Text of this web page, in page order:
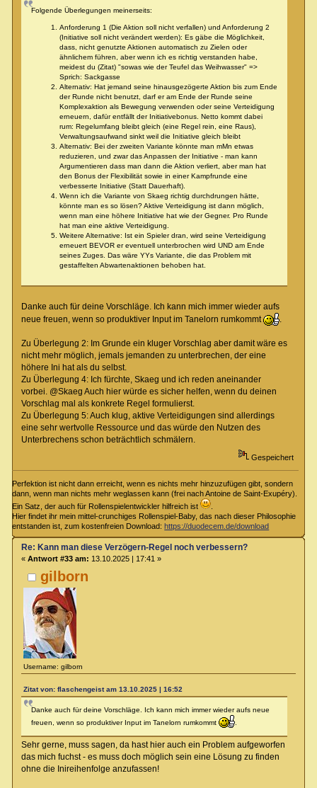
Folgende Überlegungen meinerseits:
Anforderung 1 (Die Aktion soll nicht verfallen) und Anforderung 2
(Initiative soll nicht verändert werden): Es gäbe die Möglichkeit,
dass, nicht genutzte Aktionen automatisch zu Zielen oder
ähnlichem führen, aber wenn ich es richtig verstanden habe,
meidest du (Zitat) "sowas wie der Teufel das Weihwasser" =>
Sprich: Sackgasse
Alternativ: Hat jemand seine hinausgezögerte Aktion bis zum Ende
der Runde nicht benutzt, darf er am Ende der Runde seine
Komplexaktion als Bewegung verwenden oder seine Verteidigung
erneuern, dafür entfällt der Initiativebonus. Netto kommt dabei
rum: Regelumfang bleibt gleich (eine Regel rein, eine Raus),
Verwaltungsaufwand sinkt weil die Initiative gleich bleibt
Alternativ: Bei der zweiten Variante könnte man mMn etwas
reduzieren, und zwar das Anpassen der Initiative - man kann
Argumentieren dass man dann die Aktion verliert, aber man hat
den Bonus der Flexibilität sowie in einer Kampfrunde eine
verbesserte Initiative (Statt Dauerhaft).
Wenn ich die Variante von Skaeg richtig durchdrungen hätte,
könnte man es so lösen? Aktive Verteidigung ist dann möglich,
wenn man eine höhere Initiative hat wie der Gegner. Pro Runde
hat man eine aktive Verteidigung.
Weitere Alternative: Ist ein Spieler dran, wird seine Verteidigung
erneuert BEVOR er eventuell unterbrochen wird UND am Ende
seines Zuges. Das wäre YYs Variante, die das Problem mit
gestaffelten Abwartenaktionen behoben hat.
Danke auch für deine Vorschläge. Ich kann mich immer wieder aufs
neue freuen, wenn so produktiver Input im Tanelorn rumkommt
.
Zu Überlegung 2: Im Grunde ein kluger Vorschlag aber damit wäre es
nicht mehr möglich, jemals jemanden zu unterbrechen, der eine
höhere Ini hat als du selbst.
Zu Überlegung 4: Ich fürchte, Skaeg und ich reden aneinander
vorbei. @Skaeg Auch hier würde es sicher helfen, wenn du deinen
Vorschlag mal als konkrete Regel formulierst.
Zu Überlegung 5: Auch klug, aktive Verteidigungen sind allerdings
eine sehr wertvolle Ressource und das würde den Nutzen des
Unterbrechens schon beträchtlich schmälern.
Gespeichert
Perfektion ist nicht dann erreicht, wenn es nichts mehr hinzuzufügen gibt, sondern
dann, wenn man nichts mehr weglassen kann (frei nach Antoine de Saint-Exupéry).
Ein Satz, der auch für Rollenspielentwickler hilfreich ist
Hier findet ihr mein mittel-crunchiges Rollenspiel-Baby, das nach dieser Philosophie
entstanden ist, zum kostenfreien Download:https://duodecem.de/download
gilborn
Username: gilborn
Re: Kann man diese Verzögern-Regel noch verbessern?
« Antwort #33 am: 13.10.2025 | 17:41 »
Zitat von: flaschengeist am 13.10.2025 | 16:52
Danke auch für deine Vorschläge. Ich kann mich immer wieder aufs neue
freuen, wenn so produktiver Input im Tanelorn rumkommt
.
Sehr gerne, muss sagen, da hast hier auch ein Problem aufgeworfen
das mich fuchst - es muss doch möglich sein eine Lösung zu finden
ohne die Inireihenfolge anzufassen!